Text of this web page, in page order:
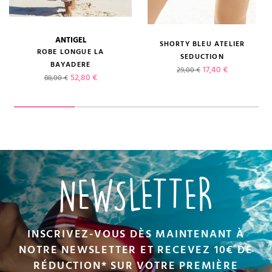
ANTIGEL
ROBE LONGUE LA
BAYADERE
Prix de base
88,00 € Prix
52,80 €
SHORTY BLEU ATELIER
SEDUCTION
Prix de base
29,00 € Prix
17,40 €
NEWSLETTER
INSCRIVEZ-VOUS DÈS MAINTENANT À
NOTRE NEWSLETTER ET RECEVEZ 10€ DE
RÉDUCTION* SUR VOTRE PREMIÈRE